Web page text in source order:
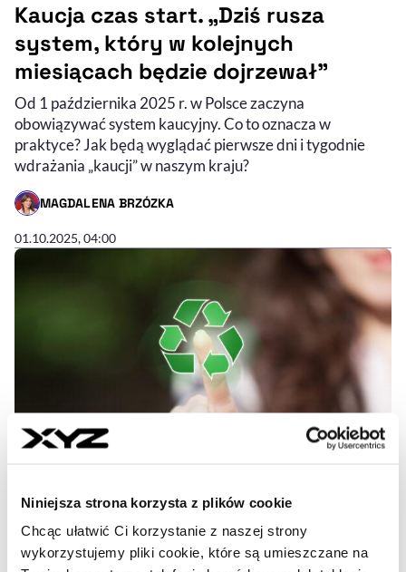
Niniejsza strona korzysta z plików cookie
Chcąc ułatwić Ci korzystanie z naszej strony
wykorzystujemy pliki cookie, które są umieszczane na
Kaucja czas start. „Dziś rusza
system, który w kolejnych
miesiącach będzie dojrzewał”
Od 1 października 2025 r. w Polsce zaczyna
obowiązywać system kaucyjny. Co to oznacza w
praktyce? Jak będą wyglądać pierwsze dni i tygodnie
wdrażania „kaucji” w naszym kraju?
MAGDALENA BRZÓZKA
- AUTOR ARTYKUŁU - PROFIL
01.10.2025, 04:00
System kaucyjny tuż przed